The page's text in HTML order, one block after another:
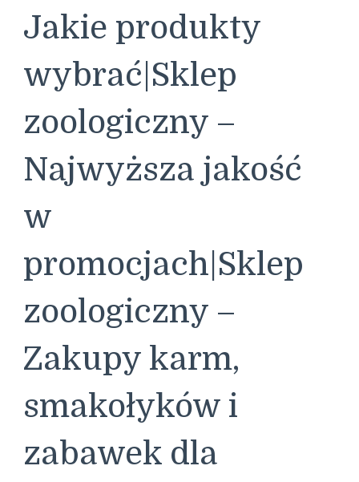
Jakie produkty
wybrać|Sklep
zoologiczny –
Najwyższa jakość
w
promocjach|Sklep
zoologiczny –
Zakupy karm,
smakołyków i
zabawek dla